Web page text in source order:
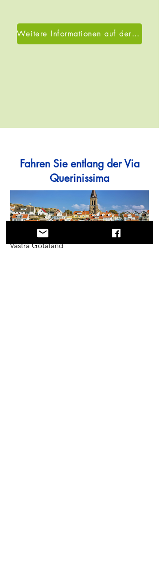
Weitere Informationen auf der offiziellen Website
Fahren Sie entlang der Via
Querinissima
Västra Götaland